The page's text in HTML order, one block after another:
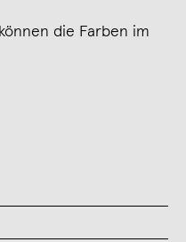
die Farben im